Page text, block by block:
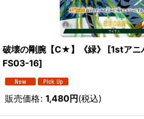
破壊の剛腕【C★】《緑》 [1stアニ
FS03-16]
販売価格: 1,480円(税込)